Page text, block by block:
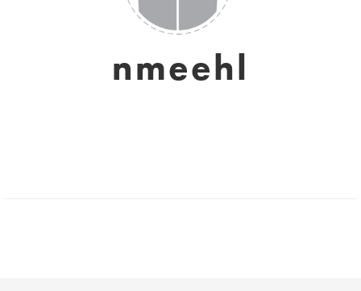
nmeehl